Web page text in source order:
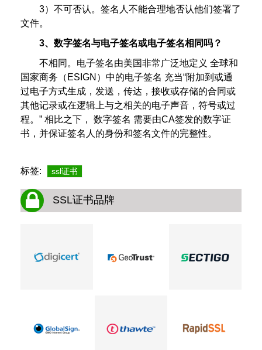
3）不可否认。签名人不能合理地否认他们签署了
文件。
3、数字签名与电子签名或电子签名相同吗？
不相同。电子签名由美国非常广泛地定义 全球和
国家商务（ESIGN）中的电子签名 充当“附加到或通
过电子方式生成，发送，传达，接收或存储的合同或
其他记录或在逻辑上与之相关的电子声音，符号或过
程。” 相比之下， 数字签名 需要由CA签发的数字证
书，并保证签名人的身份和签名文件的完整性。
标签: ssl证书
SSL证书品牌